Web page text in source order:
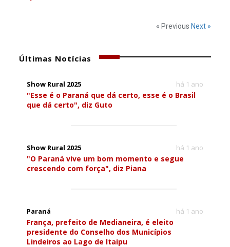
« Previous Next »
Últimas Notícias
Show Rural 2025 há 1 ano
"Esse é o Paraná que dá certo, esse é o Brasil
que dá certo", diz Guto
Show Rural 2025 há 1 ano
"O Paraná vive um bom momento e segue
crescendo com força", diz Piana
Paraná há 1 ano
França, prefeito de Medianeira, é eleito
presidente do Conselho dos Municípios
Lindeiros ao Lago de Itaipu